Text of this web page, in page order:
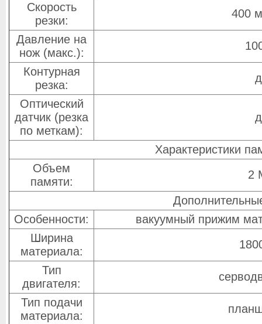
Скорость
резки:
400
Давление на
нож (макс.):
Контурная
резка:
Оптический
датчик (резка
по меткам):
Характеристики
Объем
памяти:
2
Особенности:
вакуумный прижим
Ширина
материала:
Тип
двигателя:
Тип подачи
материала: